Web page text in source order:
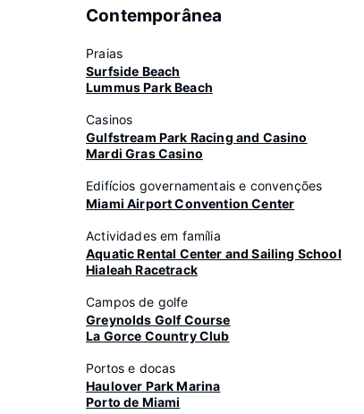
Contemporânea
Praias
Surfside Beach
Lummus Park Beach
Casinos
Gulfstream Park Racing and Casino
Mardi Gras Casino
Edifícios governamentais e convenções
Miami Airport Convention Center
Actividades em família
Aquatic Rental Center and Sailing School
Hialeah Racetrack
Campos de golfe
Greynolds Golf Course
La Gorce Country Club
Portos e docas
Haulover Park Marina
Porto de Miami